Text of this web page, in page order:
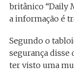
britânico “Daily
a informação é
Segundo o
segurança disse
ter visto uma